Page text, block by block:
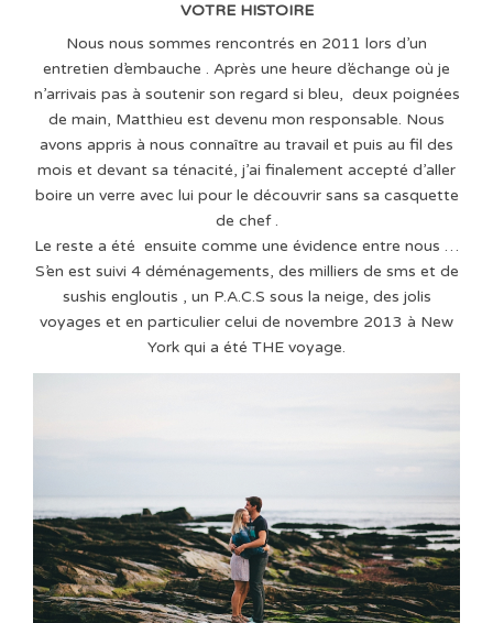
VOTRE HISTOIRE
Nous nous sommes rencontrés en 2011 lors d’un
entretien d’embauche . Après une heure d’échange où je
n’arrivais pas à soutenir son regard si bleu, deux poignées
de main, Matthieu est devenu mon responsable. Nous
avons appris à nous connaître au travail et puis au fil des
mois et devant sa ténacité, j’ai finalement accepté d’aller
boire un verre avec lui pour le découvrir sans sa casquette
de chef .
Le reste a été ensuite comme une évidence entre nous …
S’en est suivi 4 déménagements, des milliers de sms et de
sushis engloutis , un P.A.C.S sous la neige, des jolis
voyages et en particulier celui de novembre 2013 à New
York qui a été THE voyage.